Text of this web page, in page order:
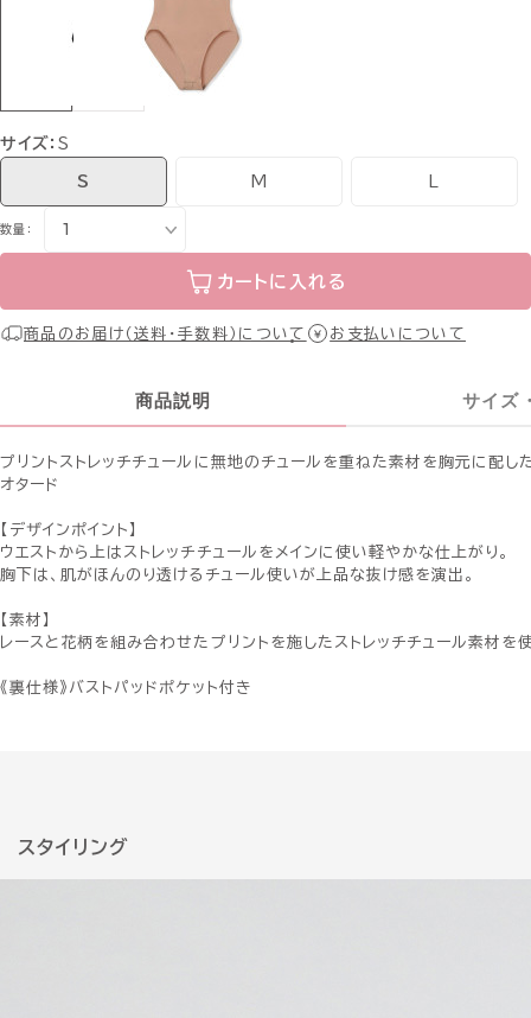
サイズ：S
S M
数量：
カートに入れる
商品のお届け（送料・手数料）について お支払いについて
商品説明 サイズ
プリントストレッチチュールに無地のチュールを重ねた素材を胸元に配し
オタード
【デザインポイント】
ウエストから上はストレッチチュールをメインに使い軽やかな仕上がり。
胸下は、肌がほんのり透けるチュール使いが上品な抜け感を演出。
【素材】
レースと花柄を組み合わせたプリントを施したストレッチチュール素材を
《裏仕様》バストパッドポケット付き
スタイリング